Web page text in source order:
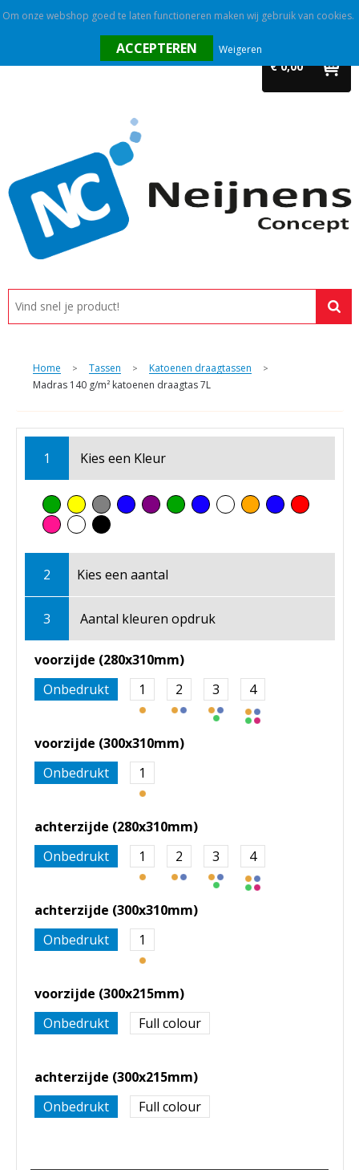
€ 0,00
Promotietextiel
Tassen
Alle categorieën
Custom made
Home > Tassen > Katoenen draagtassen >
Madras 140 g/m² katoenen draagtas 7L
1 Kies een Kleur
2 Kies een aantal
3 Aantal kleuren opdruk
voorzijde (280x310mm)
Onbedrukt
1 2 3 4
voorzijde (300x310mm)
Onbedrukt
1
achterzijde (280x310mm)
Onbedrukt
1 2 3 4
achterzijde (300x310mm)
Onbedrukt
1
voorzijde (300x215mm)
Onbedrukt
Full colour
achterzijde (300x215mm)
Onbedrukt
Full colour
Om onze webshop goed te laten functioneren maken wij gebruik van cookies.
Weigeren